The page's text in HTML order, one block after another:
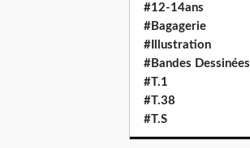
#12-14ans
#Bagagerie
#Illustration
#Bandes Dessinées
#T.1
#T.38
#T.S